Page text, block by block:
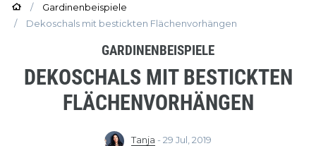
Gardinenbeispiele
Dekoschals mit bestickten Flächenvorhängen
GARDINENBEISPIELE
DEKOSCHALS MIT BESTICKTEN
FLÄCHENVORHÄNGEN
Tanja - 29 Jul, 2019